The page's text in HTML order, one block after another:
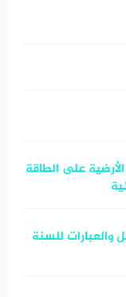
على الطاقة
والعبارات للسنة